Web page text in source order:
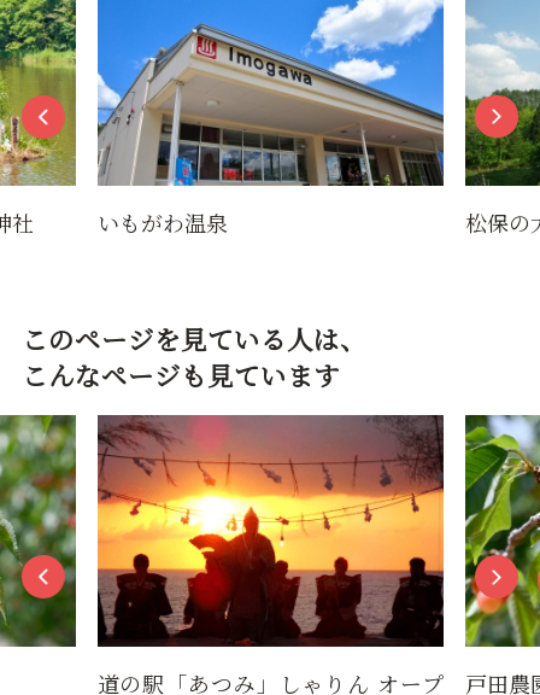
社 いもがわ温泉 松保の
このページを見ている人は、
こんなページも見ています
道の駅「あつみ」しゃりん オープ
戸田農